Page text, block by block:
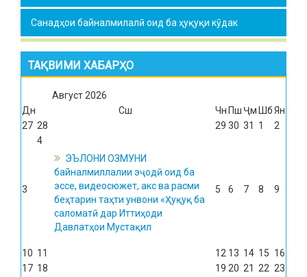
Санадҳои байналмилалӣ оид ба ҳуқуқи кӯдак
ТАҚВИМИ ХАБАРҲО
Август2026
Дн
Сш Чн Пш Ҷм ШбЯн
27 28 29 30 31 1 2
3
4
ЭЪЛОНИ ОЗМУНИ
байналмиллалии эҷодӣ оид ба
эссе, видеосюжет, акс ва расми
беҳтарин таҳти унвони «Ҳуқуқ ба
саломатӣ дар Иттиҳоди
Давлатҳои Мустақил
5 6 7 8 9
10 11 12 13 14 15 16
17 18 19 20 21 22 23